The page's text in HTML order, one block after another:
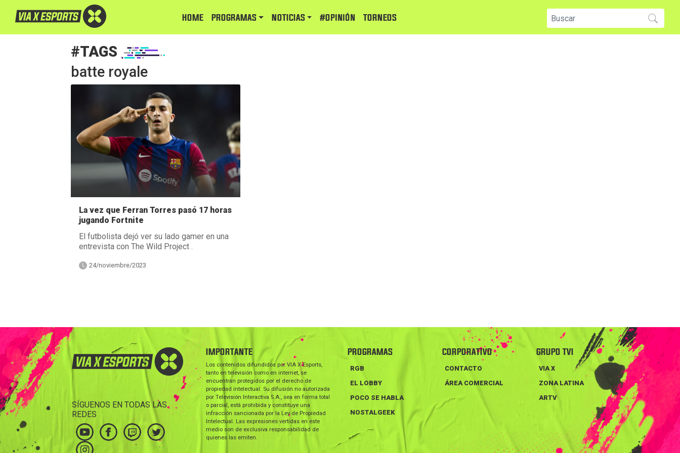
HOME PROGRAMAS NOTICIAS #Opinión TORNEOS
#TAGS
batte royale
La vez que Ferran Torres pasó 17 horas
jugando Fortnite
El futbolista dejó ver su lado gamer en una
entrevista con The Wild Project .
24/noviembre/2023
SÍGUENOS EN TODAS LAS
REDES
IMPORTANTE
Los contenidos difundidos por VIA X Esports,
tanto en televisión como en internet, se
encuentran protegidos por el derecho de
propiedad intelectual. Su difusión no autorizada
por Televisión Interactiva S.A., sea en forma total
o parcial, está prohibida y constituye una
infracción sancionada por la Ley de Propiedad
Intelectual. Las expresiones vertidas en este
medio son de exclusiva responsabilidad de
quienes las emiten.
PROGRAMAS
RGB
EL LOBBY
POCO SE HABLA
NOSTALGEEK
CORPORATIVO
CONTACTO
ÁREA COMERCIAL
GRUPO TVI
VIA X
ZONA LATINA
ARTV